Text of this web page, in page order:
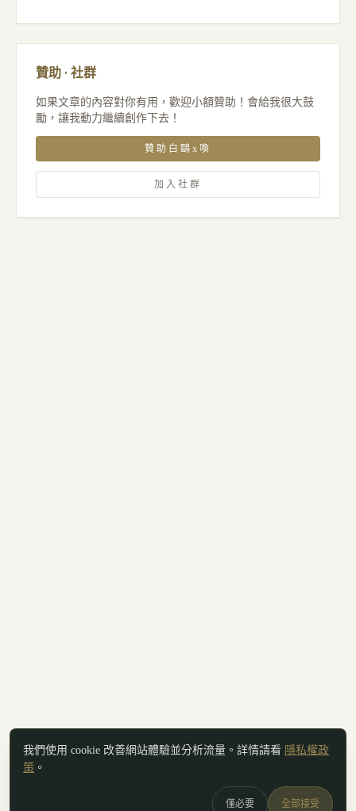
贊助 · 社群
如果文章的內容對你有用，歡迎小額贊助！會給我很大鼓
勵，讓我動力繼續創作下去！
贊助白鷗x喚
加入社群
我們使用 cookie 改善網站體驗並分析流量。詳情請看 隱私權政
策 。
僅必要 全部接受